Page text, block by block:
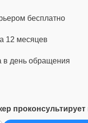
бесплатно
12 месяцев
в день обращения